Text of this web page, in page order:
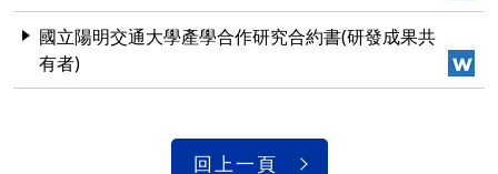
國立陽明交通大學產學合作研究合約書(研發成果共
有者)
回上一頁